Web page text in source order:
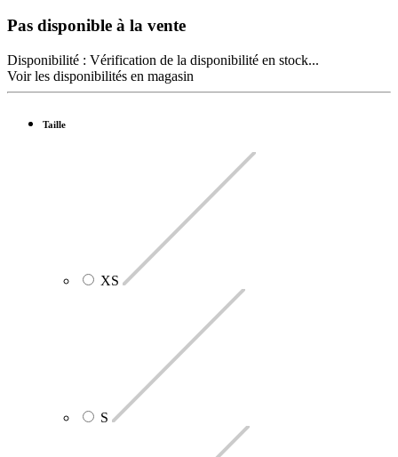
Pas disponible à la vente
Disponibilité : Vérification de la disponibilité en stock...
Voir les disponibilités en magasin
Taille
XS
S